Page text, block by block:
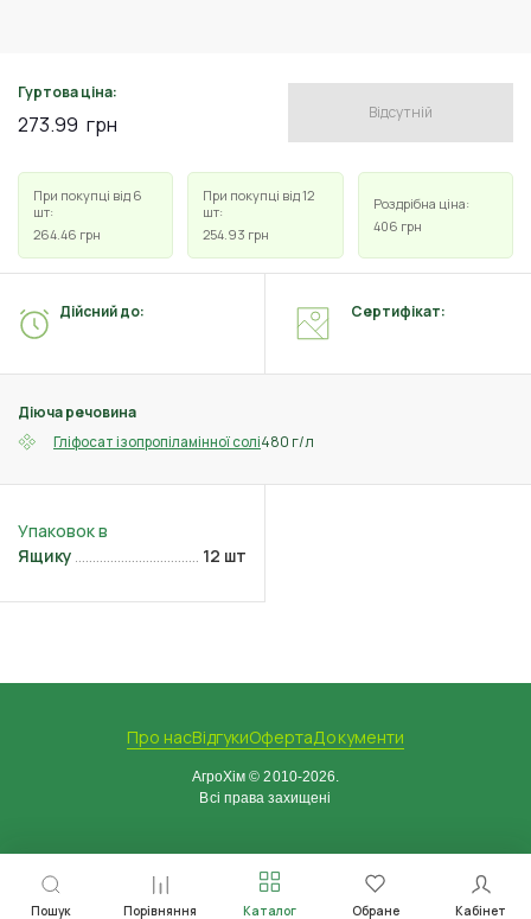
Пошук Порівняння Каталог Обране Кабінет
Гуртова ціна:
273.99 грн Відсутній
При покупці від 6
шт:
264.46 грн
При покупці від 12
шт:
254.93 грн
Роздрібна ціна:
406 грн
Діюча речовина
Гліфосат ізопропіламінної солі480 г/л
Дійсний до: Сертифікат:
Ящику 12 шт
Про насВідгукиОфертаДокументи
АгроХім © 2010-2026.
Всі права захищені